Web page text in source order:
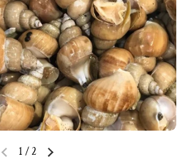
前のスライド次のスライド
1 /2